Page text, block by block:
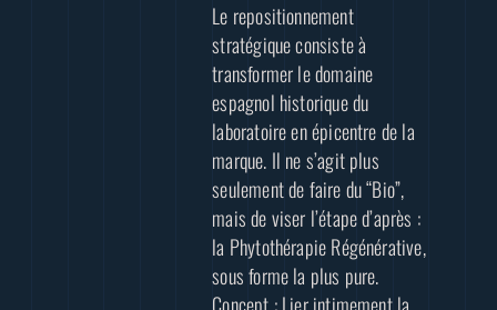
Le repositionnement
stratégique consiste à
transformer le domaine
espagnol historique du
laboratoire en épicentre de la
marque. Il ne s’agit plus
seulement de faire du “Bio”,
mais de viser l’étape d’après :
la Phytothérapie Régénérative,
sous forme la plus pure.